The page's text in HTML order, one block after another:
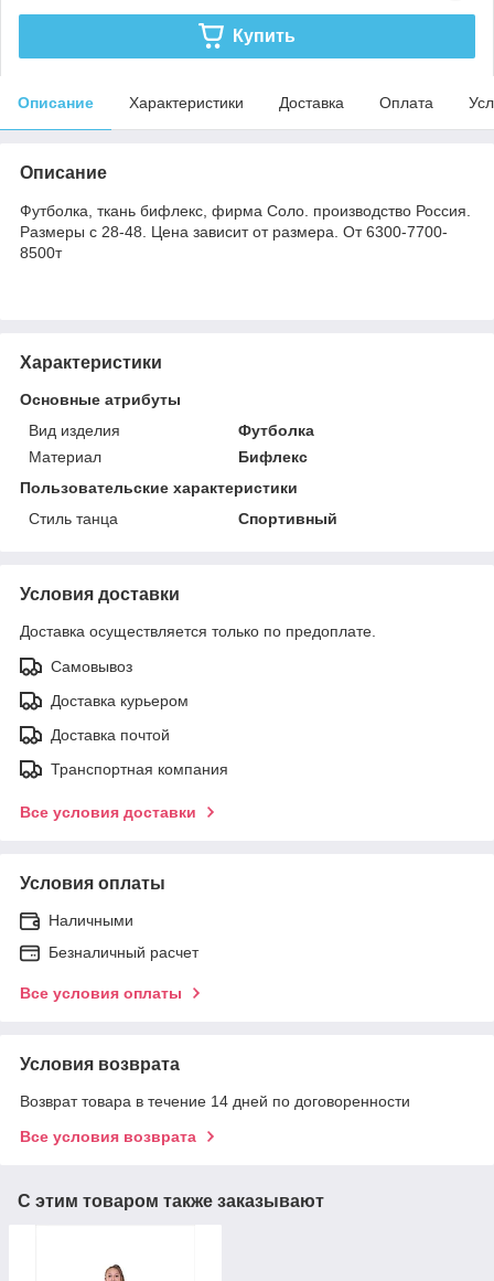
Купить
Описание Характеристики Доставка Оплата
Описание
Футболка, ткань бифлекс, фирма Соло. производство Россия.
Размеры с 28-48. Цена зависит от размера. От 6300-7700-
8500т
Характеристики
Основные атрибуты
Вид изделия
Футболка
Материал
Бифлекс
Пользовательские характеристики
Стиль танца
Спортивный
Условия доставки
Доставка осуществляется только по предоплате.
Самовывоз
Доставка курьером
Доставка почтой
Транспортная компания
Все условия доставки
Условия оплаты
Наличными
Безналичный расчет
Все условия оплаты
Условия возврата
Возврат товара в течение 14 дней по договоренности
Все условия возврата
С этим товаром также заказывают